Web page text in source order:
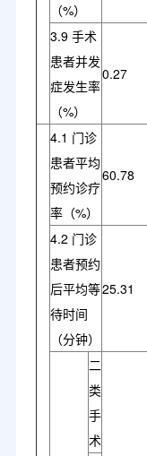
（%）
3.9 手术
患者并发
症发生率
（%）
0.27
4.1 门诊
患者平均
预约诊疗
率（%）
60.78
4.2 门诊
患者预约
后平均等
待时间
（分钟）
25.31
二
类
手
术